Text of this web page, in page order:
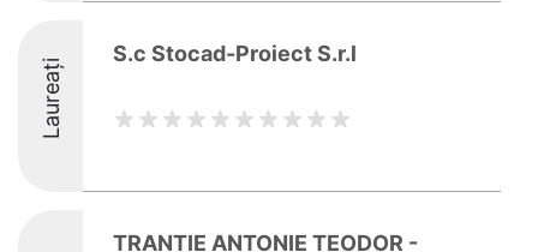
Laureați
S.c Stocad-Proiect S.r.l
TRANTIE ANTONIE TEODOR -